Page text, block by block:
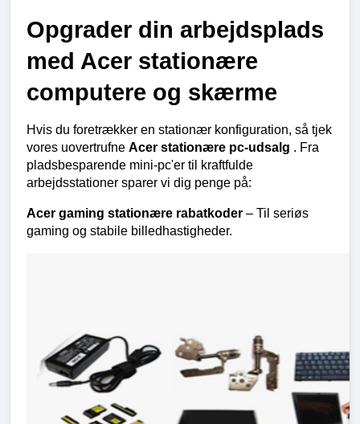
Opgrader din arbejdsplads
med Acer stationære
computere og skærme
Hvis du foretrækker en stationær konfiguration, så tjek
vores uovertrufne Acer stationære pc-udsalg . Fra
pladsbesparende mini-pc'er til kraftfulde
arbejdsstationer sparer vi dig penge på:
Acer gaming stationære rabatkoder – Til seriøs
gaming og stabile billedhastigheder.